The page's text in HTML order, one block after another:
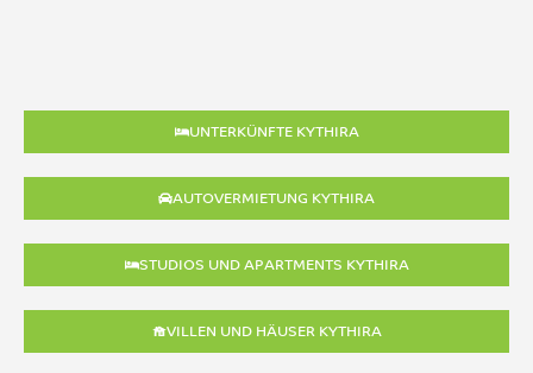
UNTERKÜNFTE KYTHIRA
AUTOVERMIETUNG KYTHIRA
STUDIOS UND APARTMENTS KYTHIRA
VILLEN UND HÄUSER KYTHIRA